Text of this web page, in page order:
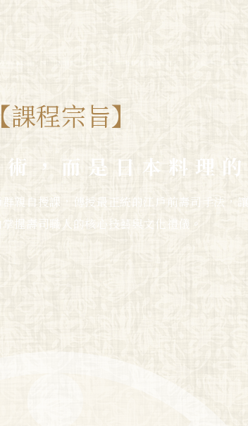
【課程宗旨】
，而是日本料理
親自授課，傳授最正統的江戶前壽司手法，讓
握壽司職人的核心技藝與文化禮儀。